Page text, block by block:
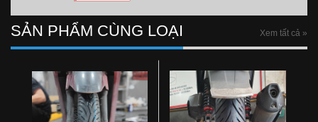
SẢN PHẨM CÙNG LOẠI Xem tất cả »